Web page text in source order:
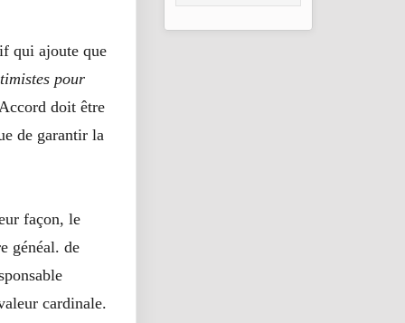
qui ajoute que
pour
doit être
de garantir la
façon, le
généal. de
cardinale.
consolidation en